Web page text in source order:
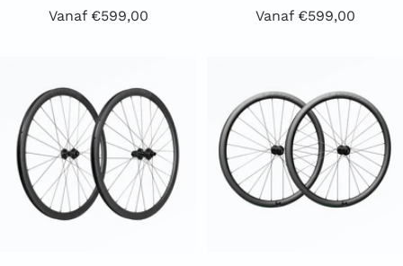
Aanbiedingsprijs
Vanaf €599,00
Aanbiedingsprijs
Vanaf €599,00